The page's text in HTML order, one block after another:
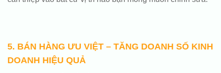
5. BÁN HÀNG ƯU VIỆT – TĂNG DOANH SỐ KINH
DOANH HIỆU QUẢ